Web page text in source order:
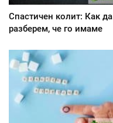
Спастичен колит: Как да
разберем, че го имаме